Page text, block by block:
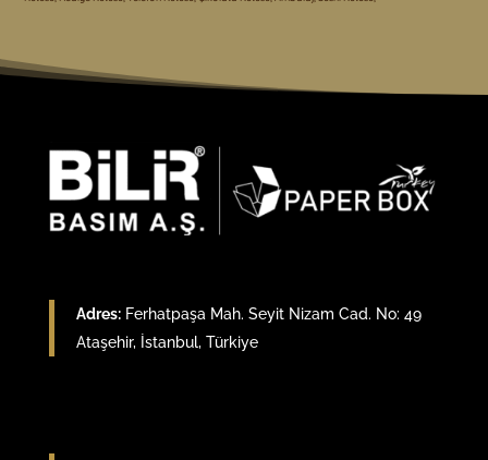
Adres:Ferhatpaşa Mah. Seyit Nizam Cad. No: 49
Ataşehir, İstanbul, Türkiye